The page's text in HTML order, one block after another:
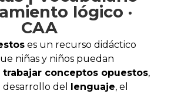
lógico ·
CAA
es un recurso didáctico
niñas y niños puedan
conceptos opuestos,
del lenguaje, el